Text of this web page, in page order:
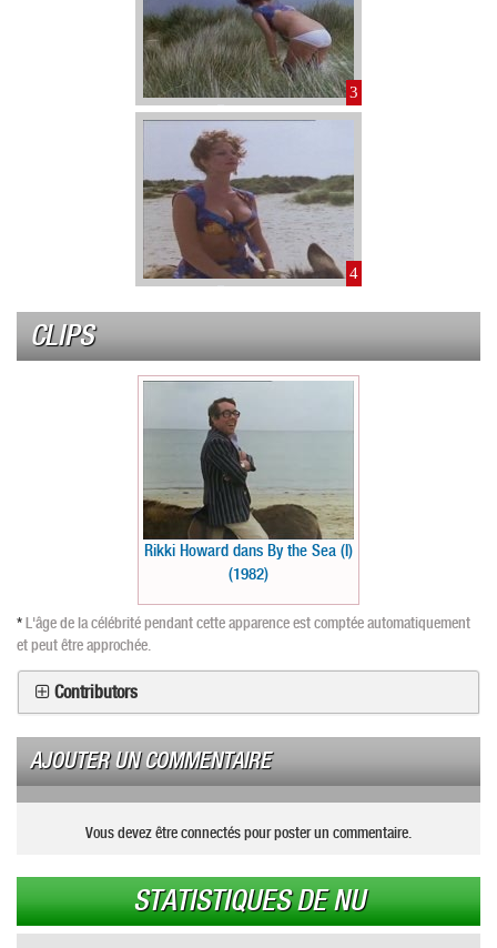
3
4
CLIPS
Rikki Howard dans By the Sea (I)
(1982)
*L'âge de la célébrité pendant cette apparence est comptée automatiquement
et peut être approchée.
Contributors
AJOUTER UN COMMENTAIRE
Vous devez être connectés pour poster un commentaire.
STATISTIQUES DE NU